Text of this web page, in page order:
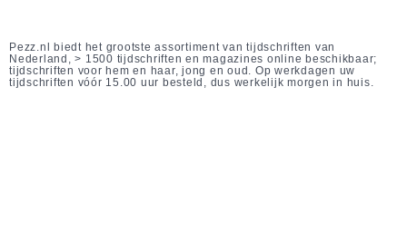
Pezz.nl biedt het grootste assortiment van tijdschriften van
Nederland, > 1500 tijdschriften en magazines online beschikbaar;
tijdschriften voor hem en haar, jong en oud. Op werkdagen uw
tijdschriften vóór 15.00 uur besteld, dus werkelijk morgen in huis.